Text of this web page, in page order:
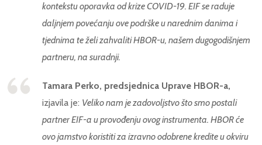
kontekstu oporavka od krize COVID-19. EIF se raduje
daljnjem povećanju ove podrške u narednim danima i
tjednima te želi zahvaliti HBOR-u, našem dugogodišnjem
partneru, na suradnji.
Tamara Perko, predsjednica Uprave HBOR-a,
izjavila je: Veliko nam je zadovoljstvo što smo postali
partner EIF-a u provođenju ovog instrumenta. HBOR će
ovo jamstvo koristiti za izravno odobrene kredite u okviru